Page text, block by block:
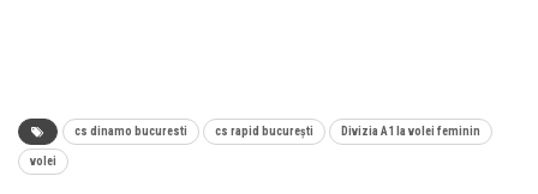
cs dinamo bucuresti cs rapid bucurești Divizia A1 la volei feminin
volei